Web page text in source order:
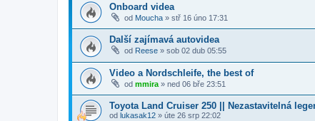
Onboard videa
od Moucha » stř 16 úno 17:31
Další zajímavá autovidea
od Reese » sob 02 dub 05:55
Video a Nordschleife, the best of
od mmira » ned 06 bře 23:51
Toyota Land Cruiser 250 || Nezastavitelná
od lukasak12 » úte 26 srp 22:02